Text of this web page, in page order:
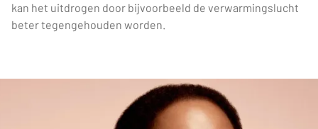
kan het uitdrogen door bijvoorbeeld de verwarmingslucht
beter tegengehouden worden.